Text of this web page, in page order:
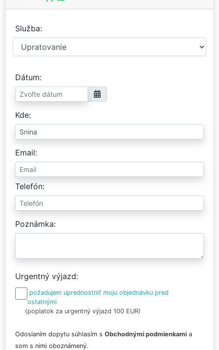
Služba
Dátum
Kde
Email
Telefón
Poznámka
Urgentný výjazd
požadujem uprednostniť moju objednávku pred
ostatnými
(poplatok za urgentný výjazd 100 EUR)
Odoslaním dopytu súhlasím s Obchodnými podmienkami a
som s nimi oboznámený.